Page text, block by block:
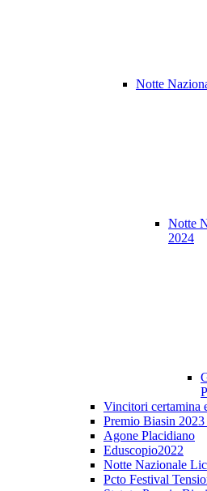
Notte
Notte
2024
Vincitori certamina
Premio Biasin
Agone Placidiano
Eduscopio2022
Notte Nazionale
Pcto Festival